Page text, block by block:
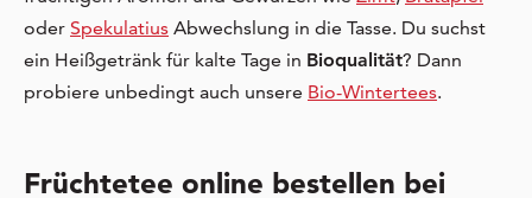
oder Spekulatius Abwechslung in die Tasse. Du suchst
ein Heißgetränk für kalte Tage in Bioqualität? Dann
probiere unbedingt auch unsere Bio-Wintertees.
Früchtetee online bestellen bei